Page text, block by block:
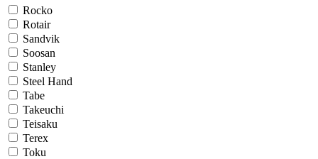
Rocko
Rotair
Sandvik
Soosan
Stanley
Steel Hand
Tabe
Takeuchi
Teisaku
Terex
Toku